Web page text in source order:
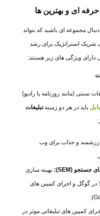
ای و بهترین ها
دنبال مجموعه ای باشید که بتواند
شریک استراتژیک برای رشد
دارای ویژگی های زیر هستند:
سنتی (مانند روزنامه یا رادیو)
باید در هر دو زمینهتبلیغات
ارزشمند و جذاب برای وب
بهینه سازی
در گوگل و اجرای کمپین های
کمپین های تبلیغاتی موثر در